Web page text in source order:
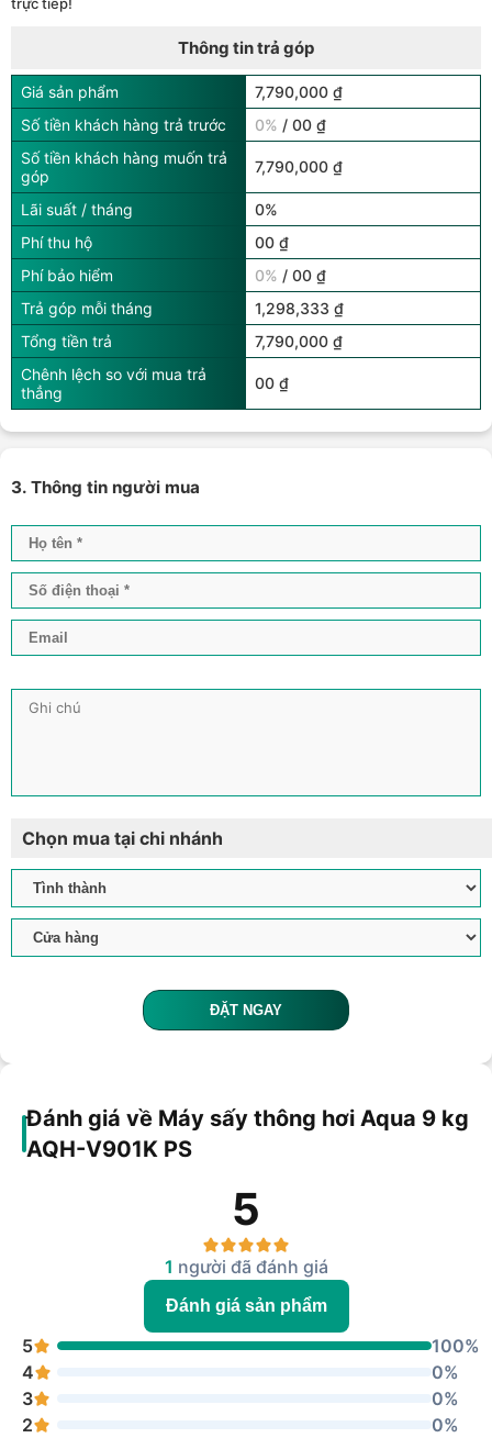
trực tiếp!
Thông tin trả góp
Giá sản phẩm
7,790,000 ₫
Số tiền khách hàng trả trước
0% / 00 ₫
Số tiền khách hàng muốn trả
góp
7,790,000 ₫
Lãi suất / tháng
0%
Phí thu hộ
00 ₫
Phí bảo hiểm
0% / 00 ₫
Trả góp mỗi tháng
1,298,333 ₫
Tổng tiền trả
7,790,000 ₫
Chênh lệch so với mua trả
thẳng
00 ₫
3. Thông tin người mua
Chọn mua tại chi nhánh
ĐẶT NGAY
Đánh giá về Máy sấy thông hơi Aqua 9 kg
AQH-V901K PS
5
1 người đã đánh giá
Đánh giá sản phẩm
5
100%
4
0%
3
0%
2
0%